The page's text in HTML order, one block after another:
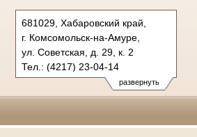
развернуть
681029, Хабаровский край,
г. Комсомольск-на-Амуре,
ул. Советская, д. 29, к. 2
Тел.: (4217) 23-04-14
leninsky.hbr@sudrf.ru